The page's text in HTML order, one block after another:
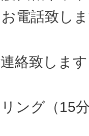
電話致し
絡致します
ング（15